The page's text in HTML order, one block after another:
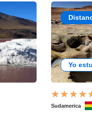
Yo
Sudamerica